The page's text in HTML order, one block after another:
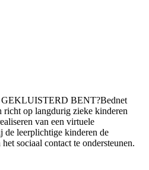
BENT?Bednet
richt op langdurig zieke kinderen
van een virtuele
de leerplichtige kinderen de
sociaal contact te ondersteunen.